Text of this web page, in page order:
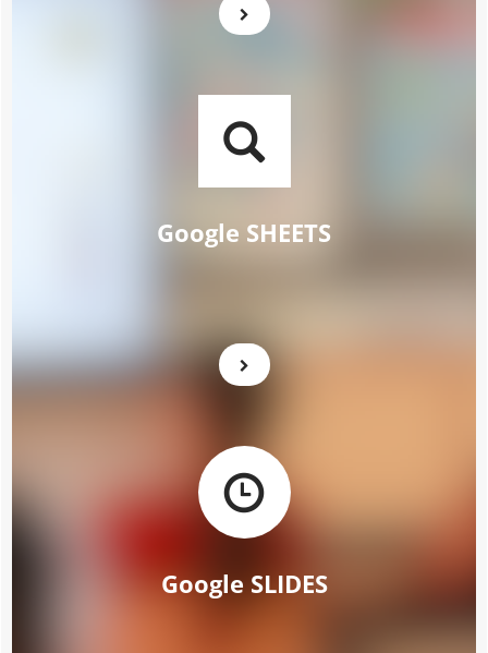
Google SHEETS
Google SLIDES